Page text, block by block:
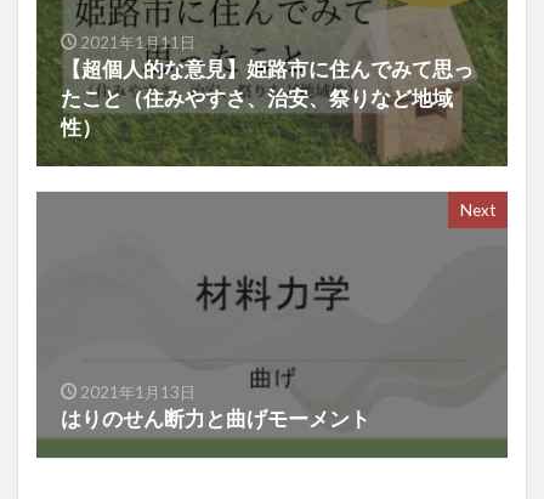
2021年1月11日
【超個人的な意見】姫路市に住んでみて思っ
たこと（住みやすさ、治安、祭りなど地域
性）
Next
2021年1月13日
はりのせん断力と曲げモーメント